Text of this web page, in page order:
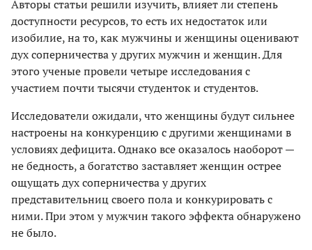
Авторы статьи решили изучить, влияет ли степень
доступности ресурсов, то есть их недостаток или
изобилие, на то, как мужчины и женщины оценивают
дух соперничества у других мужчин и женщин. Для
этого ученые провели четыре исследования с
участием почти тысячи студенток и студентов.
Исследователи ожидали, что женщины будут сильнее
настроены на конкуренцию с другими женщинами в
условиях дефицита. Однако все оказалось наоборот —
не бедность, а богатство заставляет женщин острее
ощущать дух соперничества у других
представительниц своего пола и конкурировать с
ними. При этом у мужчин такого эффекта обнаружено
не было.